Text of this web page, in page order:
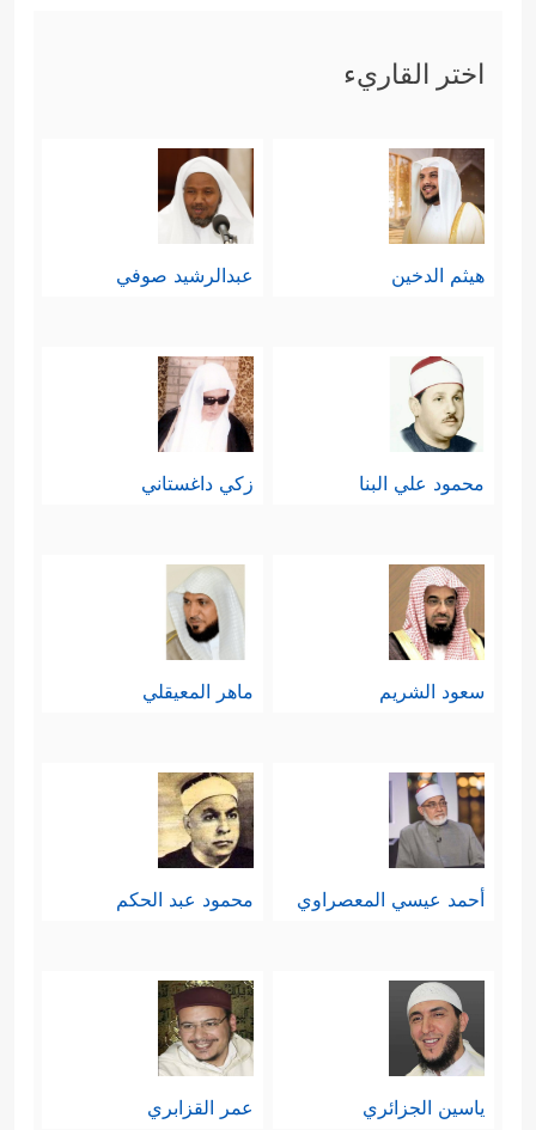
اختر القاريء
هيثم الدخين عبدالرشيد صوفي
محمود علي البنا زكي داغستاني
سعود الشريم ماهر المعيقلي
أحمد عيسي المعصراوي محمود عبد الحكم
ياسين الجزائري عمر القزابري